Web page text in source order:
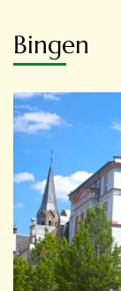
Bingen